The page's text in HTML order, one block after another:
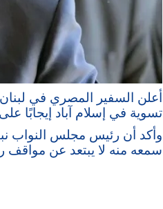
أعلن السفير المصري في
تسوية في إسلام آباد إيجابًا
وأكد أن رئيس مجلس النواب
سمعه منه لا يبتعد عن